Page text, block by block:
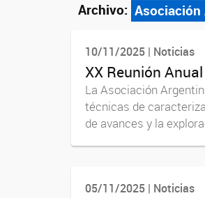
Archivo:
10/11/2025 | Noticias
XX Reunión
La Asociación
técnicas de
de avances y la
05/11/2025 | Noticias